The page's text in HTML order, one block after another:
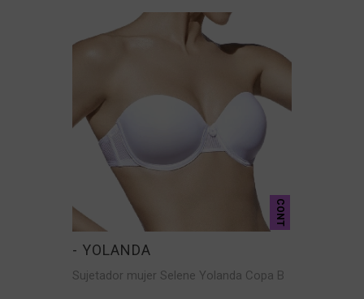
CONT
- YOLANDA
Sujetador mujer Selene Yolanda Copa B